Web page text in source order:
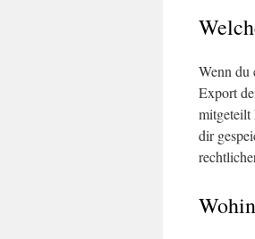
Wenn du
Export
mitgeteilt
dir